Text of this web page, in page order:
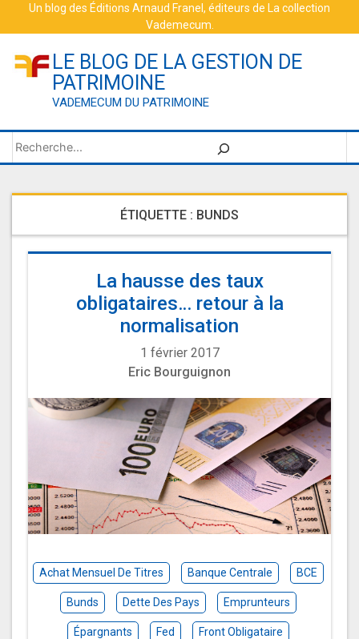
Un blog des Éditions Arnaud Franel , éditeurs de La collection
Vademecum
LE BLOG DE LA GESTION DE
PATRIMOINE
VADEMECUM DU PATRIMOINE
Rechercher
ÉTIQUETTE : BUNDS
La hausse des taux
obligataires… retour à la
normalisation
1 février 2017
Eric Bourguignon
Achat Mensuel De Titres Banque Centrale BCE
Bunds Dette Des Pays Emprunteurs
Épargnants Fed Front Obligataire